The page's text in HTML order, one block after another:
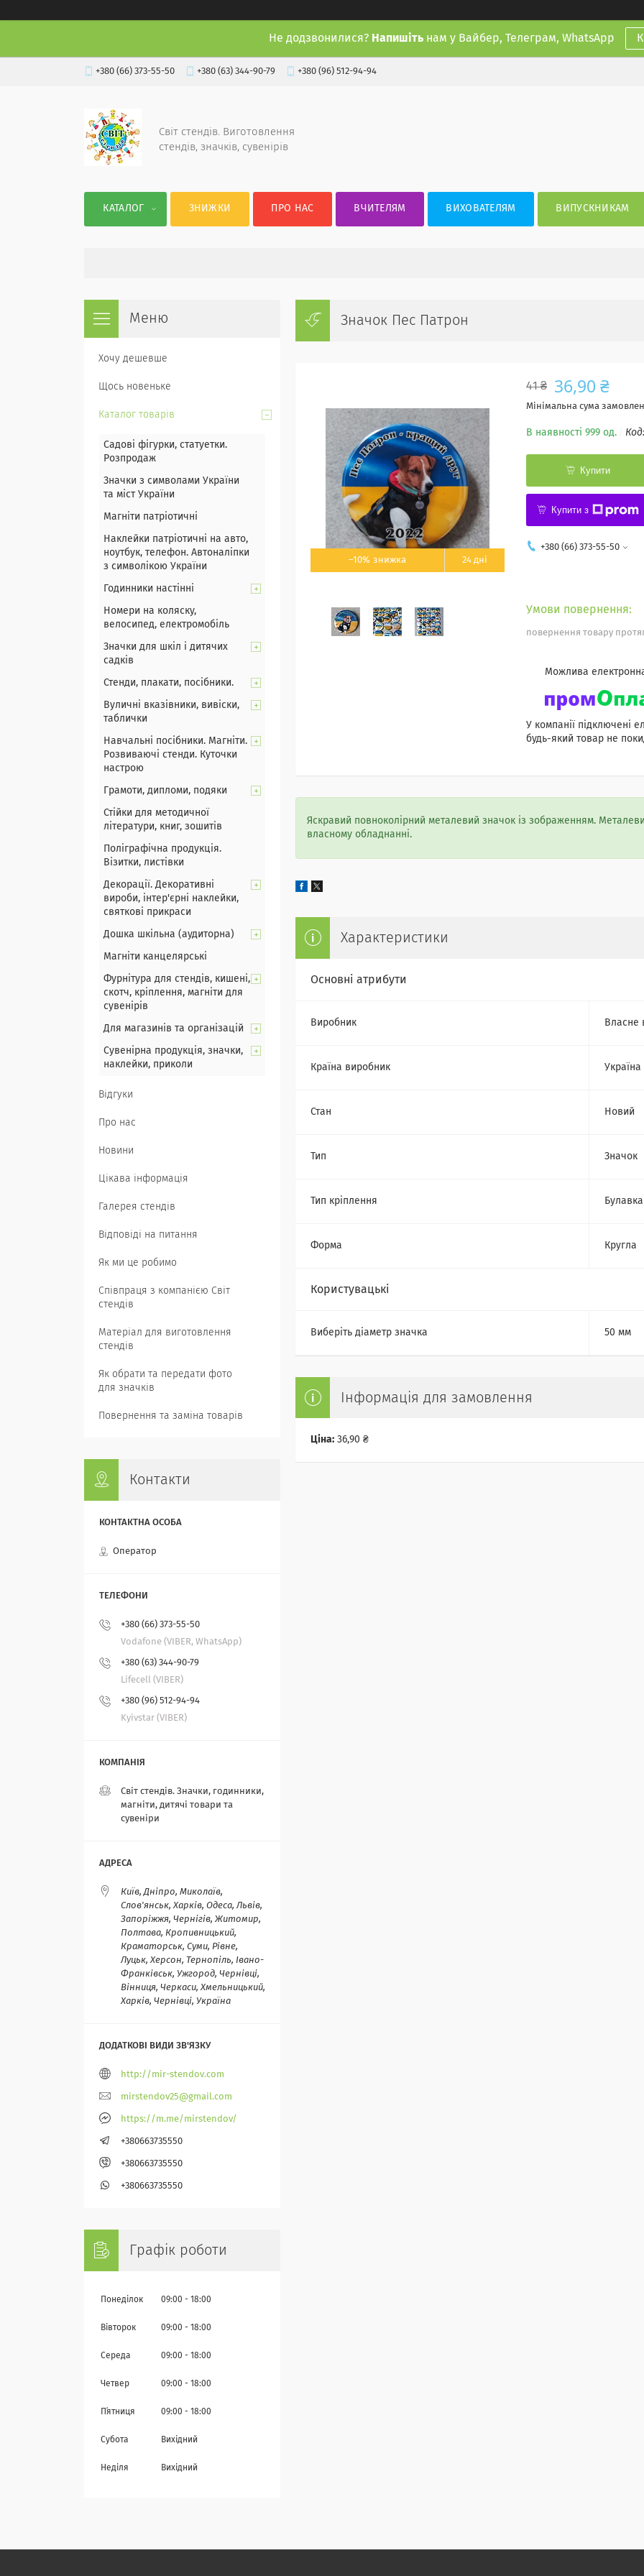
Не додзвонилися? Напишіть нам у Вайбер, Телеграм, WhatsApp
+380 (66) 373-55-50 +380 (63) 344-90-79 +380 (96) 512-94-94
Світ стендів. Виготовлення
стендів, значків, сувенірів
КАТАЛОГ ЗНИЖКИ ПРО НАС ВЧИТЕЛЯМ ВИХОВАТЕЛЯМ ВИПУСКНИКАМ
Значок Пес Патрон
–10% 24 дні
41 ₴ 36,90 ₴
Мінімальна сума
В наявності 999 од. Код:
Купити
Купити з
+380 (66) 373-55-50
повернення товару
У компанії підключені
будь-який товар не
Яскравий повноколірний металевий значок із зображенням.
власному обладнанні.
Характеристики
Основні атрибути
Виробник Власне
Країна виробник Україна
Стан Новий
Тип Значок
Тип кріплення Булавка
Форма Кругла
Користувацькі
Виберіть діаметр значка 50 мм
Інформація для замовлення
Ціна: 36,90 ₴
Хочу дешевше
Щось новеньке
Каталог товарів
Садові фігурки, статуетки.
Розпродаж
Значки з символами України
та міст України
Магніти патріотичні
Наклейки патріотичні на авто,
ноутбук, телефон. Автоналіпки
з символікою України
Годинники настінні
Номери на коляску,
велосипед, електромобіль
Значки для шкіл і дитячих
садків
Стенди, плакати, посібники.
Вуличні вказівники, вивіски,
таблички
Навчальні посібники. Магніти.
Розвиваючі стенди. Куточки
настрою
Грамоти, дипломи, подяки
Стійки для методичної
літератури, книг, зошитів
Поліграфічна продукція.
Візитки, листівки
Декорації. Декоративні
вироби, інтер'єрні наклейки,
святкові прикраси
Дошка шкільна (аудиторна)
Магніти канцелярські
Фурнітура для стендів, кишені,
скотч, кріплення, магніти для
сувенірів
Для магазинів та організацій
Сувенірна продукція, значки,
наклейки, приколи
Відгуки
Про нас
Новини
Цікава інформація
Галерея стендів
Відповіді на питання
Як ми це робимо
Співпраця з компанією Світ
стендів
Матеріал для виготовлення
стендів
Як обрати та передати фото
для значків
Повернення та заміна товарів
Контакти
Оператор
+380 (66) 373-55-50
Vodafone (VIBER, WhatsApp)
+380 (63) 344-90-79
Lifecell (VIBER)
+380 (96) 512-94-94
Kyivstar (VIBER)
Світ стендів. Значки, годинники,
магніти, дитячі товари та
сувеніри
Київ, Дніпро, Миколаїв,
Слов'янськ, Харків, Одеса, Львів,
Запоріжжя, Чернігів, Житомир,
Полтава, Кропивницький,
Краматорськ, Суми, Рівне,
Луцьк, Херсон, Тернопіль, Івано-
Франківськ, Ужгород, Чернівці,
Вінниця, Черкаси, Хмельницький,
Харків, Чернівці, Україна
http://mir-stendov.com
mirstendov25@gmail.com
https://m.me/mirstendov/
+380663735550
+380663735550
+380663735550
Графік роботи
Понеділок 09:00 18:00
Вівторок 09:00 18:00
Середа 09:00 18:00
Четвер 09:00 18:00
Пʼятниця 09:00 18:00
Субота Вихідний
Неділя Вихідний